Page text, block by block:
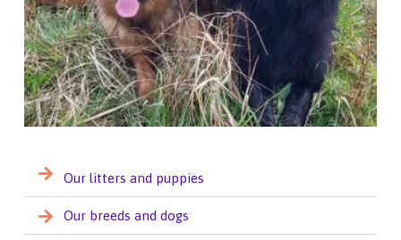
Our litters and puppies
Our breeds and dogs